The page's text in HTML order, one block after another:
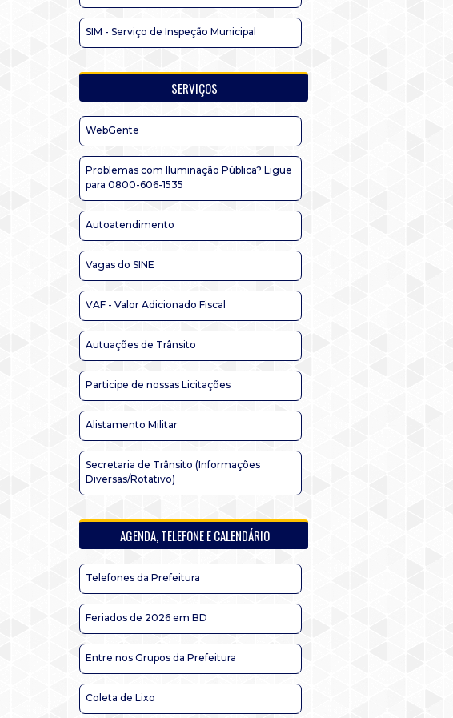
SIM - Serviço de Inspeção Municipal
SERVIÇOS
WebGente
Problemas com Iluminação Pública? Ligue
para 0800-606-1535
Autoatendimento
Vagas do SINE
VAF - Valor Adicionado Fiscal
Autuações de Trânsito
Participe de nossas Licitações
Alistamento Militar
Secretaria de Trânsito (Informações
Diversas/Rotativo)
AGENDA, TELEFONE E CALENDÁRIO
Telefones da Prefeitura
Feriados de 2026 em BD
Entre nos Grupos da Prefeitura
Coleta de Lixo